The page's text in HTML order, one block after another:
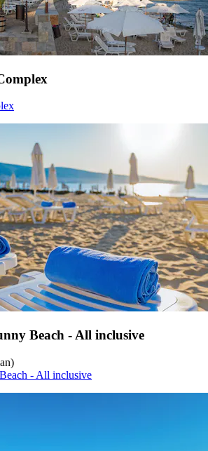
Beach - All inclusive
- All inclusive